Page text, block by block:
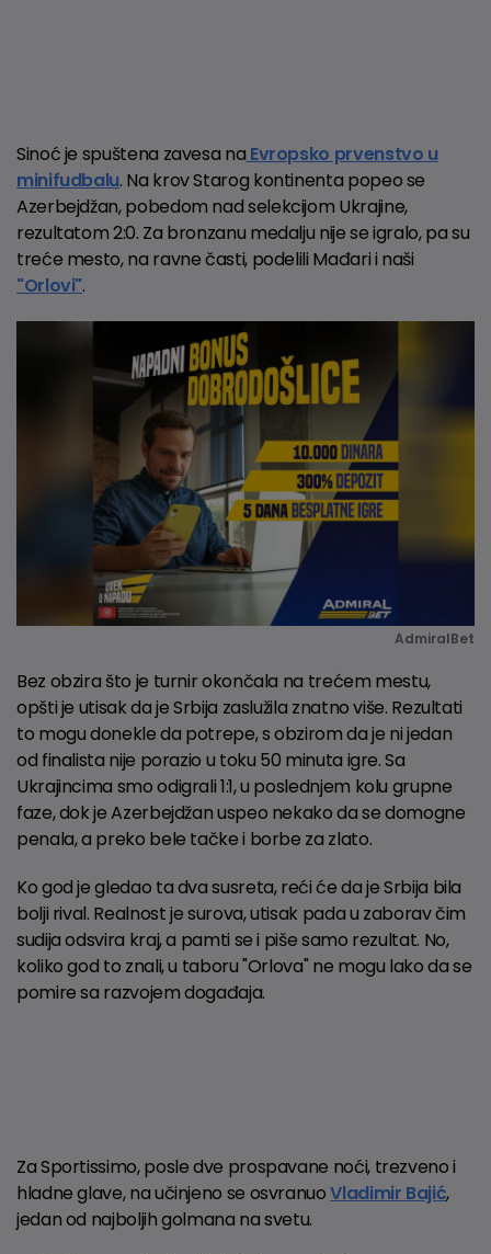
Sinoć je spuštena zavesa na Evropsko prvenstvo u
minifudbalu. Na krov Starog kontinenta popeo se
Azerbejdžan, pobedom nad selekcijom Ukrajine,
rezultatom 2:0. Za bronzanu medalju nije se igralo, pa su
treće mesto, na ravne časti, podelili Mađari i naši
"Orlovi".
AdmiralBet
Bez obzira što je turnir okončala na trećem mestu,
opšti je utisak da je Srbija zaslužila znatno više. Rezultati
to mogu donekle da potrepe, s obzirom da je ni jedan
od finalista nije porazio u toku 50 minuta igre. Sa
Ukrajincima smo odigrali 1:1, u poslednjem kolu grupne
faze, dok je Azerbejdžan uspeo nekako da se domogne
penala, a preko bele tačke i borbe za zlato.
Ko god je gledao ta dva susreta, reći će da je Srbija bila
bolji rival. Realnost je surova, utisak pada u zaborav čim
sudija odsvira kraj, a pamti se i piše samo rezultat. No,
koliko god to znali, u taboru "Orlova" ne mogu lako da se
pomire sa razvojem događaja.
Za Sportissimo, posle dve prospavane noći, trezveno i
hladne glave, na učinjeno se osvranuoVladimir Bajić,
jedan od najboljih golmana na svetu.